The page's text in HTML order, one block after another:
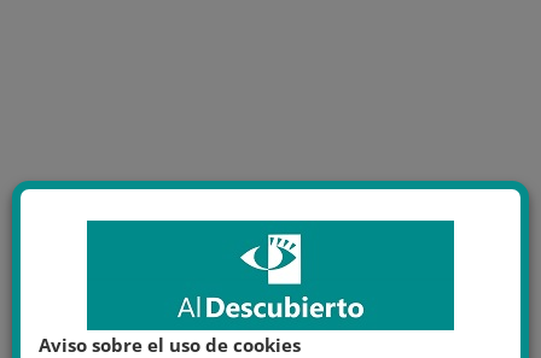
Aviso sobre el uso de cookies